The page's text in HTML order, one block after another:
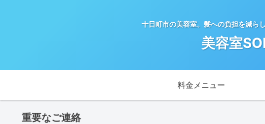
十日町市の美容室。髪への負担を減ら
美容室
料金メニュー
重要なご連絡